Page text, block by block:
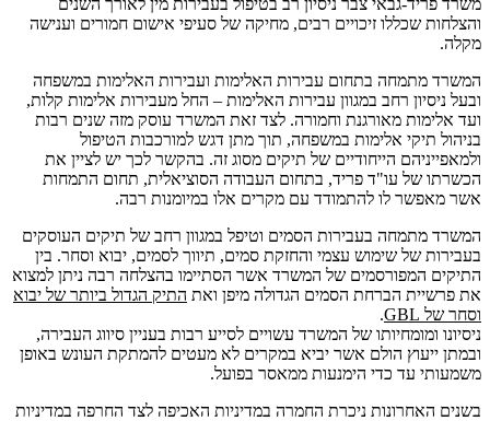
והצלחות שכללו זיכויים רבים, מחיקה של סעיפי אישום חמורים וענישה
מקלה.
המשרד מתמחה בתחום עבירות האלימות ועבירות האלימות במשפחה
ובעל ניסיון רחב במגוון עבירות האלימות – החל מעבירות אלימות קלות,
ועד אלימות מאורגנת וחמורה. לצד זאת המשרד עוסק מזה שנים רבות
בניהול תיקי אלימות במשפחה, תוך מתן דגש למורכבות הטיפול
ולמאפייניהם הייחודיים של תיקים מסוג זה. בהקשר לכך יש לציין את
הכשרתו של עו"ד פריד, בתחום העבודה הסוציאלית, תחום התמחות
אשר מאפשר לו להתמודד עם מקרים אלו במיומנות רבה.
המשרד מתמחה בעבירות הסמים וטיפל במגוון רחב של תיקים העוסקים
בעבירות של שימוש עצמי והחזקת סמים, תיווך לסמים, יבוא וסחר. בין
התיקים המפורסמים של המשרד אשר הסתיימו בהצלחה רבה ניתן למצוא
את פרשיית הברחת הסמים הגדולה מיפן ואת התיק הגדול ביותר של יבוא
וסחר של GBL
.
ניסיונו ומומחיותו של המשרד עשויים לסייע רבות בעניין סיווג העבירה,
ובמתן ייעוץ הולם אשר יביא במקרים לא מעטים להמתקת העונש באופן
משמעותי עד כדי הימנעות ממאסר בפועל.
בשנים האחרונות ניכרת החמרה במדיניות האכיפה לצד החרפה במדיניות